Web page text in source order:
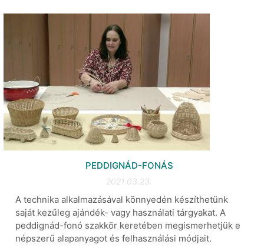
PEDDIGNÁD-FONÁS
2021.03.23.
A technika alkalmazásával könnyedén készíthetünk
saját kezűleg ajándék- vagy használati tárgyakat. A
peddignád-fonó szakkör keretében megismerhetjük e
népszerű alapanyagot és felhasználási módjait.